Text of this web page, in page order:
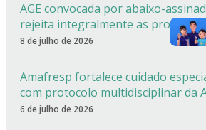
AGE convocada por abaixo-
rejeita integralmente as
8 de julho de 2026
Amafresp fortalece cuidado
com protocolo multidisciplinar da
6 de julho de 2026